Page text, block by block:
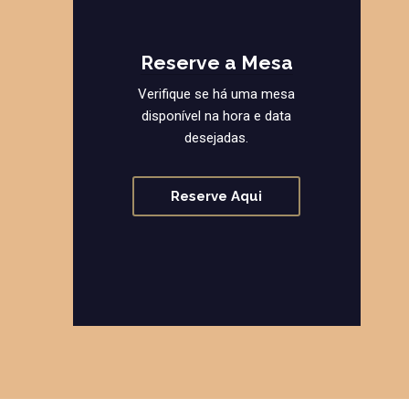
Reserve a Mesa
Verifique se há uma mesa
disponível na hora e data
desejadas.
Reserve Aqui